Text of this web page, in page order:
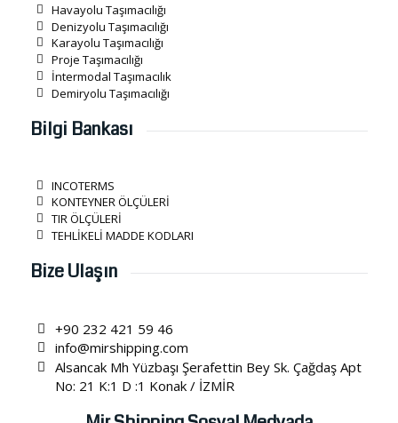
Havayolu Taşımacılığı
Denizyolu Taşımacılığı
Karayolu Taşımacılığı
Proje Taşımacılığı
İntermodal Taşımacılık
Demiryolu Taşımacılığı
Bilgi Bankası
INCOTERMS
KONTEYNER ÖLÇÜLERİ
TIR ÖLÇÜLERİ
TEHLİKELİ MADDE KODLARI
Bize Ulaşın
+90 232 421 59 46
info@mirshipping.com
Alsancak Mh Yüzbaşı Şerafettin Bey Sk. Çağdaş Apt
No: 21 K:1 D :1 Konak / İZMİR